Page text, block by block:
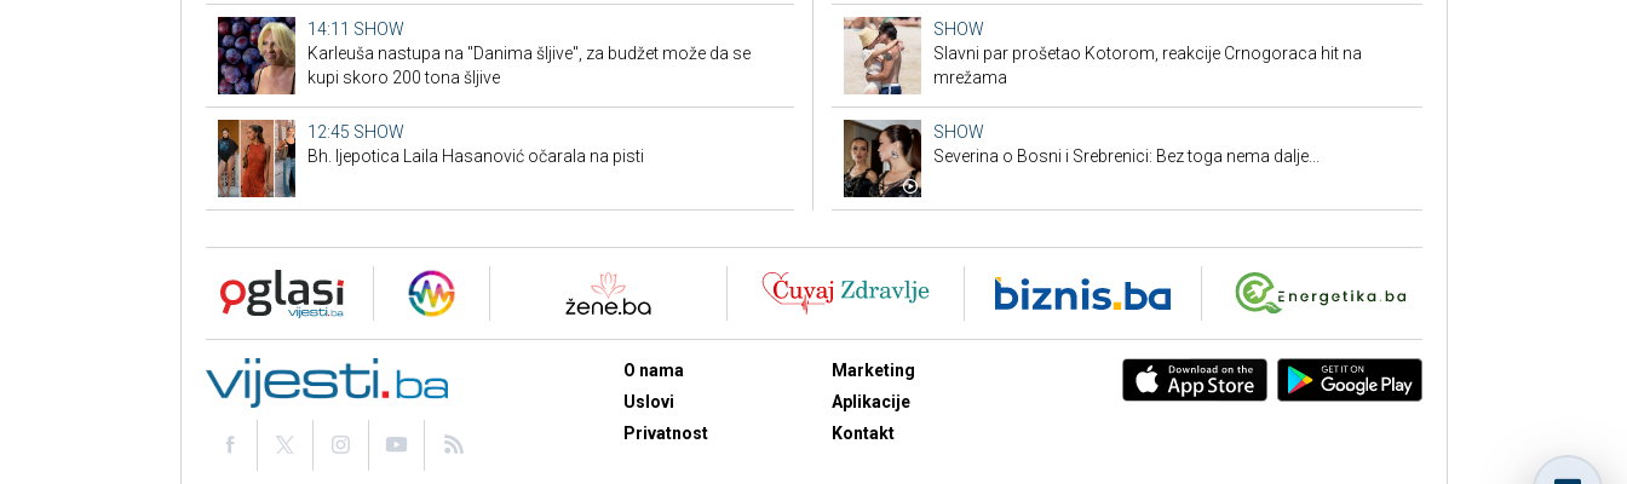
14:11 SHOW
Karleuša nastupa na "Danima šljive", za budžet može da se
kupi skoro 200 tona šljive
12:45 SHOW
Bh. ljepotica Laila Hasanović očarala na pisti
SHOW
Slavni par prošetao Kotorom, reakcije Crnogoraca hit na
mrežama
SHOW
Severina o Bosni i Srebrenici: Bez toga nema dalje...
O nama
Uslovi
Privatnost
Marketing
Aplikacije
Kontakt